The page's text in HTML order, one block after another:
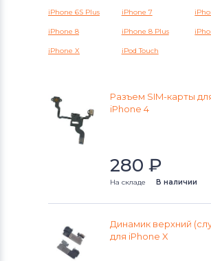
смартфонов
HTC
смартфонов
Microsoft
смартфоновLenovo
Шлейфы и запчасти для
смартфонов
Шлейфы и запчасти для
Шлейфы и запчасти для
смартфоновLG
iPhone 6S Plus iPhone 7
iPhone 8 iPhone 8 Plus
iPhone X iPod Touch
Разъем SIM-карты
iPhone 4
280 ₽
На складе В наличии
Динамик верхний
для iPhone X